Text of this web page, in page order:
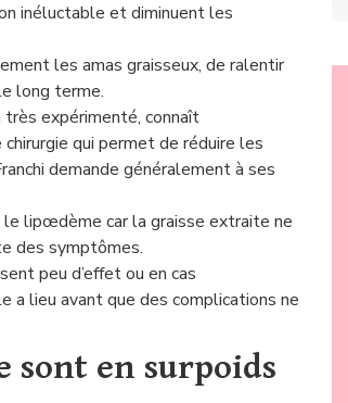
inéluctable et diminuent les
les amas graisseux, de ralentir
long terme.
expérimenté, connaît
qui permet de réduire les
demande généralement à ses
lipœdème car la graisse extraite ne
des symptômes.
peu d’effet ou en cas
a lieu avant que des complications ne
sont en surpoids